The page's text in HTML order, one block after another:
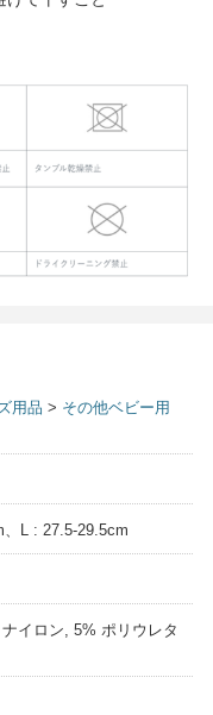
用品 > その他ベビー用
L : 27.5-29.5cm
イロン, 5% ポリウレタ